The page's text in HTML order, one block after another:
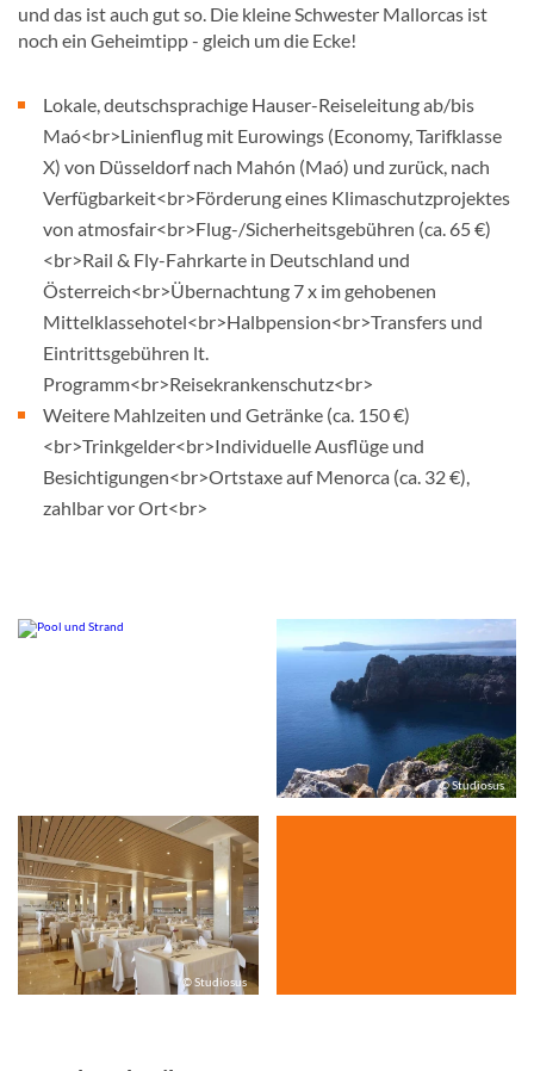
und das ist auch gut so. Die kleine Schwester Mallorcas ist
noch ein Geheimtipp - gleich um die Ecke!
Lokale, deutschsprachige Hauser-Reiseleitung ab/bis
Maó<br>Linienflug mit Eurowings (Economy, Tarifklasse
X) von Düsseldorf nach Mahón (Maó) und zurück, nach
Verfügbarkeit<br>Förderung eines Klimaschutzprojektes
von atmosfair<br>Flug-/Sicherheitsgebühren (ca. 65 €)
<br>Rail & Fly-Fahrkarte in Deutschland und
Österreich<br>Übernachtung 7 x im gehobenen
Mittelklassehotel<br>Halbpension<br>Transfers und
Eintrittsgebühren lt.
Programm<br>Reisekrankenschutz<br>
Weitere Mahlzeiten und Getränke (ca. 150 €)
<br>Trinkgelder<br>Individuelle Ausflüge und
Besichtigungen<br>Ortstaxe auf Menorca (ca. 32 €),
zahlbar vor Ort<br>
© Studiosus
© Studiosus